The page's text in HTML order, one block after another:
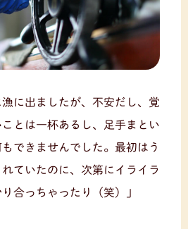
漁に出ましたが、不安だし、覚
とは一杯あるし、足手まとい
できませんでした。最初はう
ていたのに、次第にイライラ
合っちゃったり（笑）」